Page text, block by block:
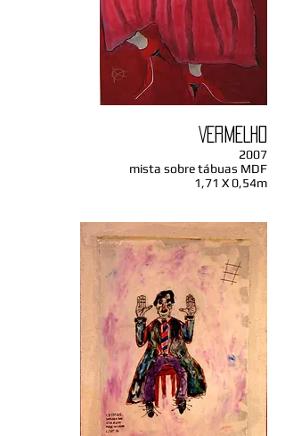
VERMELHO
2007
mista sobre tábuas MDF
1,71 X 0,54m